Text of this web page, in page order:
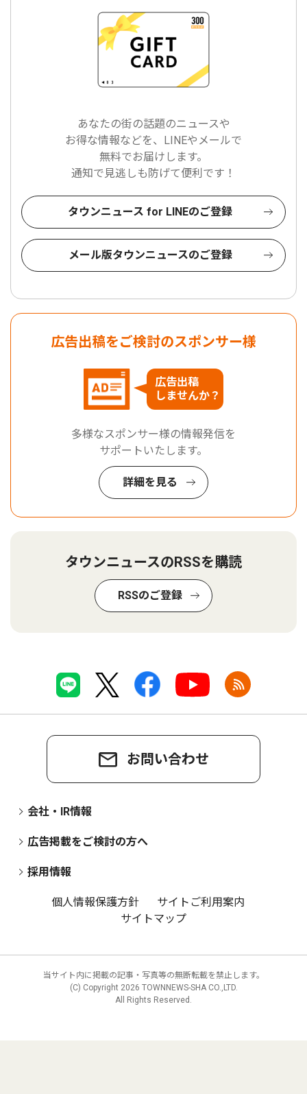
あなたの街の話題のニュースや
お得な情報などを、LINEやメールで
無料でお届けします。
通知で見逃しも防げて便利です！
タウンニュース for LINEのご登録
メール版タウンニュースのご登録
広告出稿をご検討のスポンサー様
広告出稿
しませんか？
多様なスポンサー様の情報発信を
サポートいたします。
詳細を見る
タウンニュースのRSSを購読
RSSのご登録
お問い合わせ
会社・IR情報
広告掲載をご検討の方へ
採用情報
個人情報保護方針
サイトご利用案内
サイトマップ
当サイト内に掲載の記事・写真等の無断転載を禁止します。
(C) Copyright 2026 TOWNNEWS-SHA CO.,LTD.
All Rights Reserved.